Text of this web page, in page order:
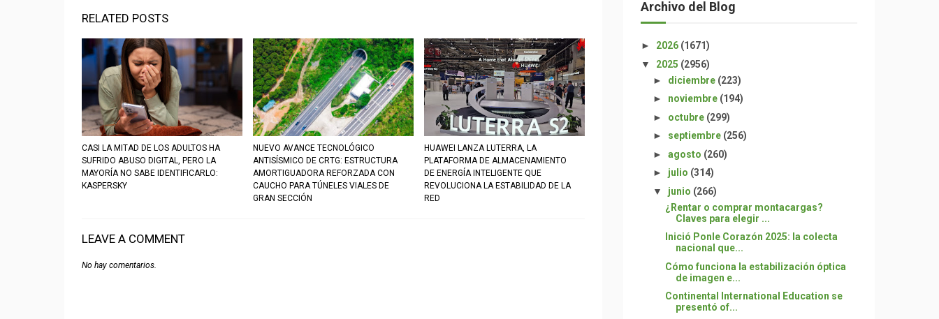
RELATED POSTS
CASI LA MITAD DE LOS ADULTOS HA
SUFRIDO ABUSO DIGITAL, PERO LA
MAYORÍA NO SABE IDENTIFICARLO:
KASPERSKY
NUEVO AVANCE TECNOLÓGICO
ANTISÍSMICO DE CRTG: ESTRUCTURA
AMORTIGUADORA REFORZADA CON
CAUCHO PARA TÚNELES VIALES DE
GRAN SECCIÓN
HUAWEI LANZA LUTERRA, LA
PLATAFORMA DE ALMACENAMIENTO
DE ENERGÍA INTELIGENTE QUE
REVOLUCIONA LA ESTABILIDAD DE LA
RED
LEAVE A COMMENT
No hay comentarios.
Archivo del Blog
► 2026 (1671)
▼ 2025 (2956)
► diciembre (223)
► noviembre (194)
► octubre (299)
► septiembre (256)
► agosto (260)
► julio (314)
▼ junio (266)
¿Rentar o comprar montacargas?
Claves para elegir ...
Inició Ponle Corazón 2025: la colecta
nacional que...
Cómo funciona la estabilización óptica
de imagen e...
Continental International Education se
presentó of...